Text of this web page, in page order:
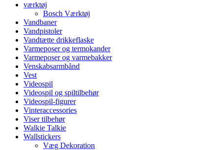
værktøj
Bosch Værktøj
Vandbaner
Vandpistoler
Vandtætte drikkeflaske
Varmeposer og termokander
Varmeposer og varmebakker
Venskabsarmbånd
Vest
Videospil
Videospil og spiltilbehør
Videospil-figurer
Vinteraccessories
Viser tilbehør
Walkie Talkie
Wallstickers
Væg Dekoration